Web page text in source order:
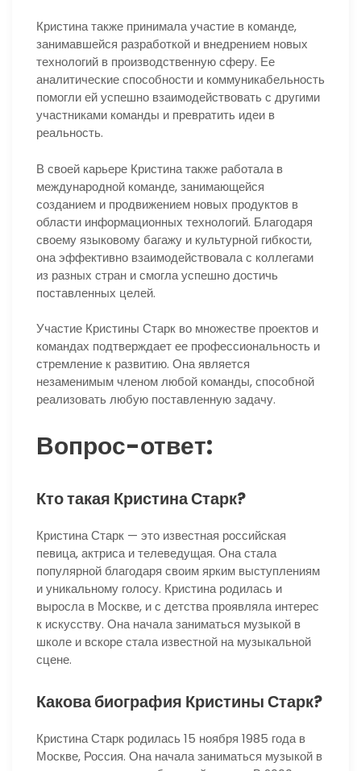
Кристина также принимала участие в команде,
занимавшейся разработкой и внедрением новых
технологий в производственную сферу. Ее
аналитические способности и коммуникабельность
помогли ей успешно взаимодействовать с другими
участниками команды и превратить идеи в
реальность.
В своей карьере Кристина также работала в
международной команде, занимающейся
созданием и продвижением новых продуктов в
области информационных технологий. Благодаря
своему языковому багажу и культурной гибкости,
она эффективно взаимодействовала с коллегами
из разных стран и смогла успешно достичь
поставленных целей.
Участие Кристины Старк во множестве проектов и
командах подтверждает ее профессиональность и
стремление к развитию. Она является
незаменимым членом любой команды, способной
реализовать любую поставленную задачу.
Вопрос-ответ:
Кто такая Кристина Старк?
Кристина Старк — это известная российская
певица, актриса и телеведущая. Она стала
популярной благодаря своим ярким выступлениям
и уникальному голосу. Кристина родилась и
выросла в Москве, и с детства проявляла интерес
к искусству. Она начала заниматься музыкой в
школе и вскоре стала известной на музыкальной
сцене.
Какова биография Кристины Старк?
Кристина Старк родилась 15 ноября 1985 года в
Москве, Россия. Она начала заниматься музыкой в